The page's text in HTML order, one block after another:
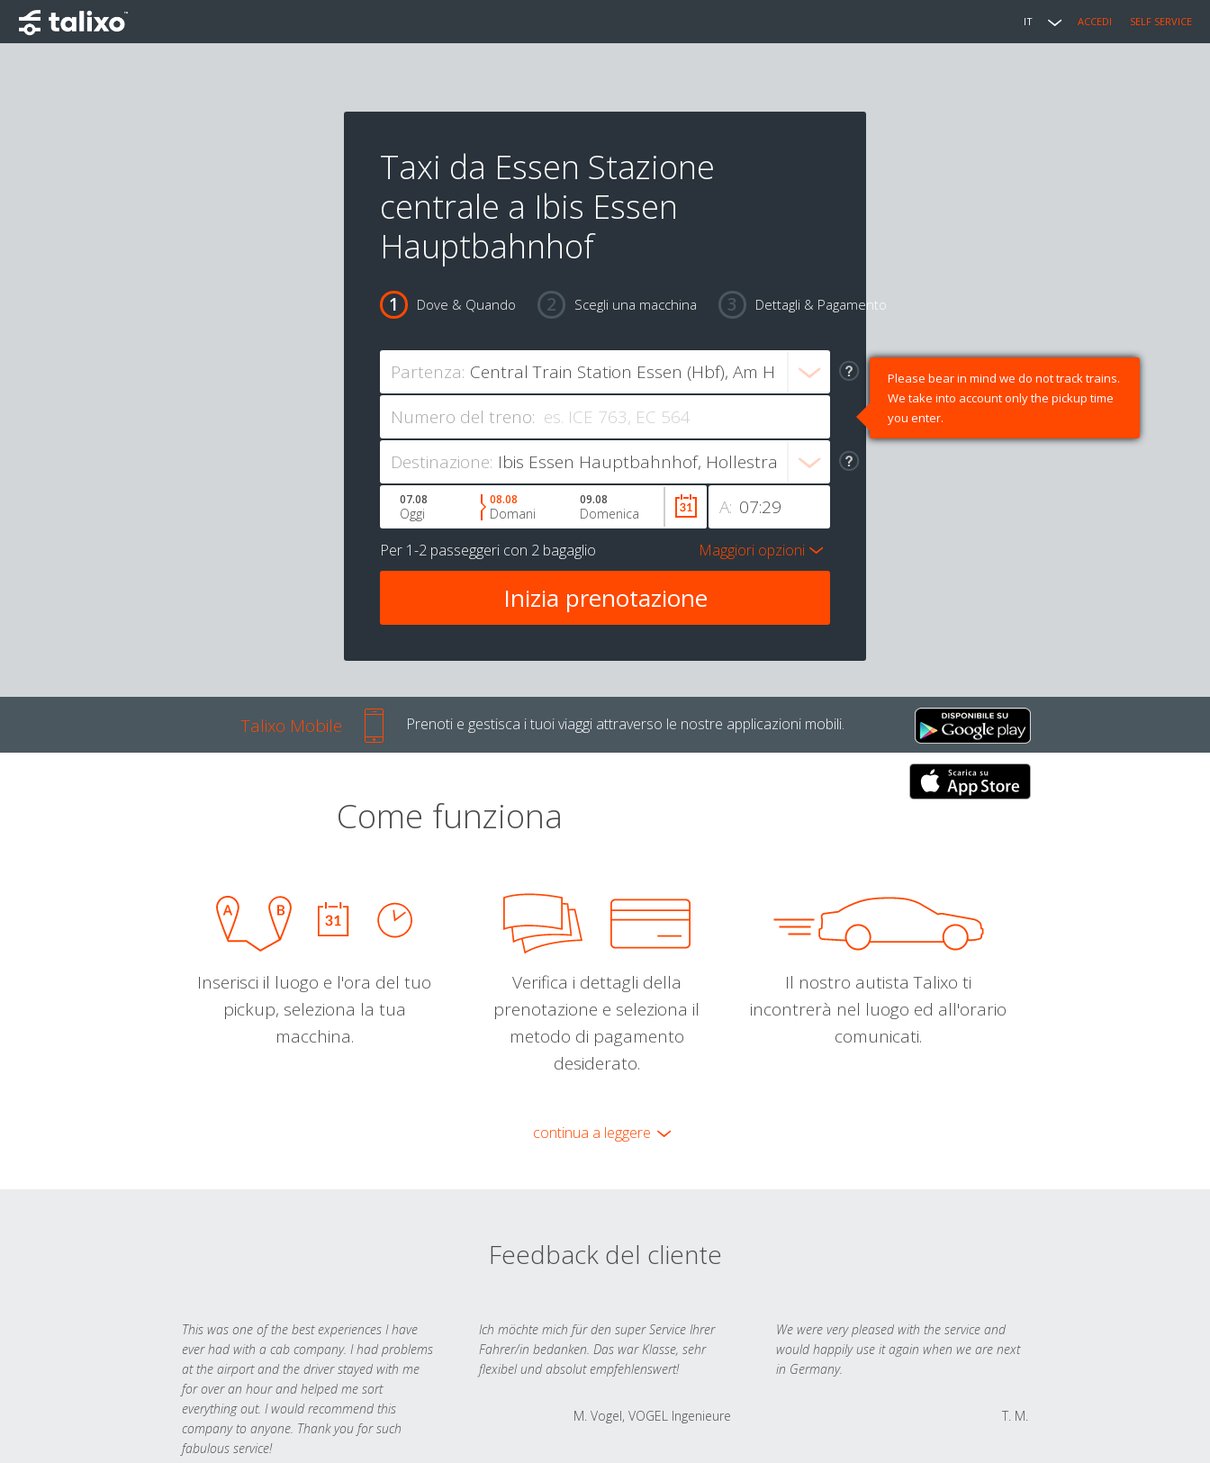
IT ACCEDI SELF SERVICE
Taxi da Essen Stazione
centrale a Ibis Essen
Hauptbahnhof
Dove & Quando Scegli una macchina Dettagli & Pagamento
Partenza:
Numero del treno:
Please bear in mind we do not track trains.
We take into account only the pickup time
you enter.
Destinazione:
A:
07.08
Oggi
08.08
Domani
09.08
Domenica
Per 1-2 passeggeri con 2 bagaglio Maggiori opzioni
Talixo Mobile Prenoti e gestisca i tuoi viaggi attraverso le nostre applicazioni mobili.
Come funziona
Inserisci il luogo e l'ora del tuo
pickup, seleziona la tua
macchina.
Verifica i dettagli della
prenotazione e seleziona il
metodo di pagamento
desiderato.
Il nostro autista Talixo ti
incontrerà nel luogo ed all'orario
comunicati.
continua a leggere
Feedback del cliente
This was one of the best experiences I have
ever had with a cab company. I had problems
at the airport and the driver stayed with me
for over an hour and helped me sort
everything out. I would recommend this
company to anyone. Thank you for such
fabulous service!
Ich möchte mich für den super Service Ihrer
Fahrer/in bedanken. Das war Klasse, sehr
flexibel und absolut empfehlenswert!
M. Vogel, VOGEL Ingenieure
We were very pleased with the service and
would happily use it again when we are next
in Germany.
T. M.